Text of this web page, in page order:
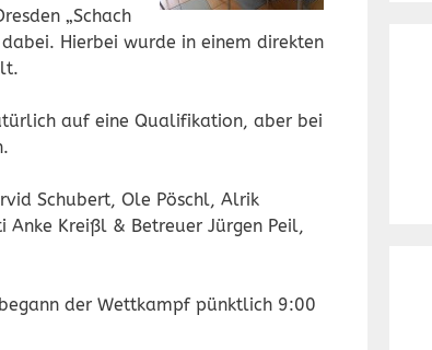
„Schach
Hierbei wurde in einem direkten
auf eine Qualifikation, aber bei
Schubert, Ole Pöschl, Alrik
Kreißl & Betreuer Jürgen Peil,
der Wettkampf pünktlich 9:00